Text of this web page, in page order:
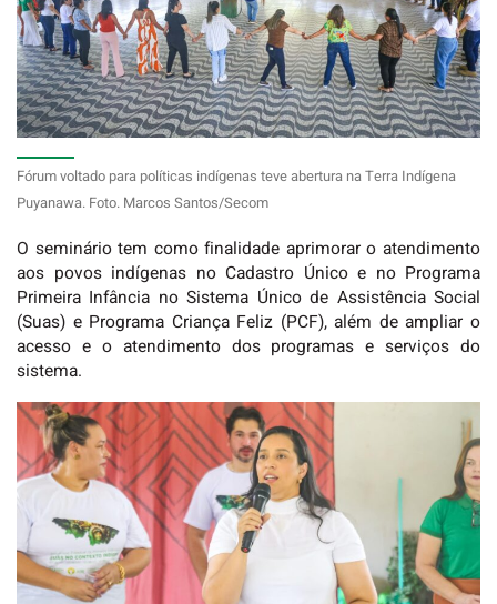
Fórum voltado para políticas indígenas teve abertura na Terra Indígena
Puyanawa. Foto. Marcos Santos/Secom
O seminário tem como finalidade aprimorar o atendimento
aos povos indígenas no Cadastro Único e no Programa
Primeira Infância no Sistema Único de Assistência Social
(Suas) e Programa Criança Feliz (PCF), além de ampliar o
acesso e o atendimento dos programas e serviços do
sistema.